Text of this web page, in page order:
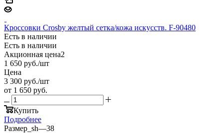
Кроссовки Crosby желтый сетка/кожа искусств. F-90480
Есть в наличии
Есть в наличии
Акционная цена2
1 650 руб./шт
Цена
3 300 руб./шт
от 1 650 руб.
Купить
Подробнее
Размер_sh—38